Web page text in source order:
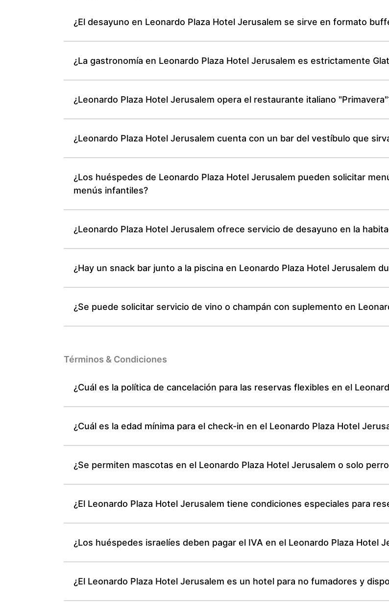
¿El desayuno en Leonardo Plaza Hotel Jerusalem se sirve en formato
¿La gastronomía en Leonardo Plaza Hotel Jerusalem es estrictamente
¿Leonardo Plaza Hotel Jerusalem opera el restaurante italiano
¿Leonardo Plaza Hotel Jerusalem cuenta con un bar del vestíbulo que
¿Los huéspedes de Leonardo Plaza Hotel Jerusalem pueden solicitar
menús infantiles?
¿Leonardo Plaza Hotel Jerusalem ofrece servicio de desayuno en la
¿Hay un snack bar junto a la piscina en Leonardo Plaza Hotel Jerusalem
¿Se puede solicitar servicio de vino o champán con suplemento en
Términos & Condiciones
¿Cuál es la política de cancelación para las reservas flexibles en el
¿Cuál es la edad mínima para el check-in en el Leonardo Plaza Hotel
¿Se permiten mascotas en el Leonardo Plaza Hotel Jerusalem o solo
¿El Leonardo Plaza Hotel Jerusalem tiene condiciones especiales para
¿Los huéspedes israelíes deben pagar el IVA en el Leonardo Plaza Hotel
¿El Leonardo Plaza Hotel Jerusalem es un hotel para no fumadores y